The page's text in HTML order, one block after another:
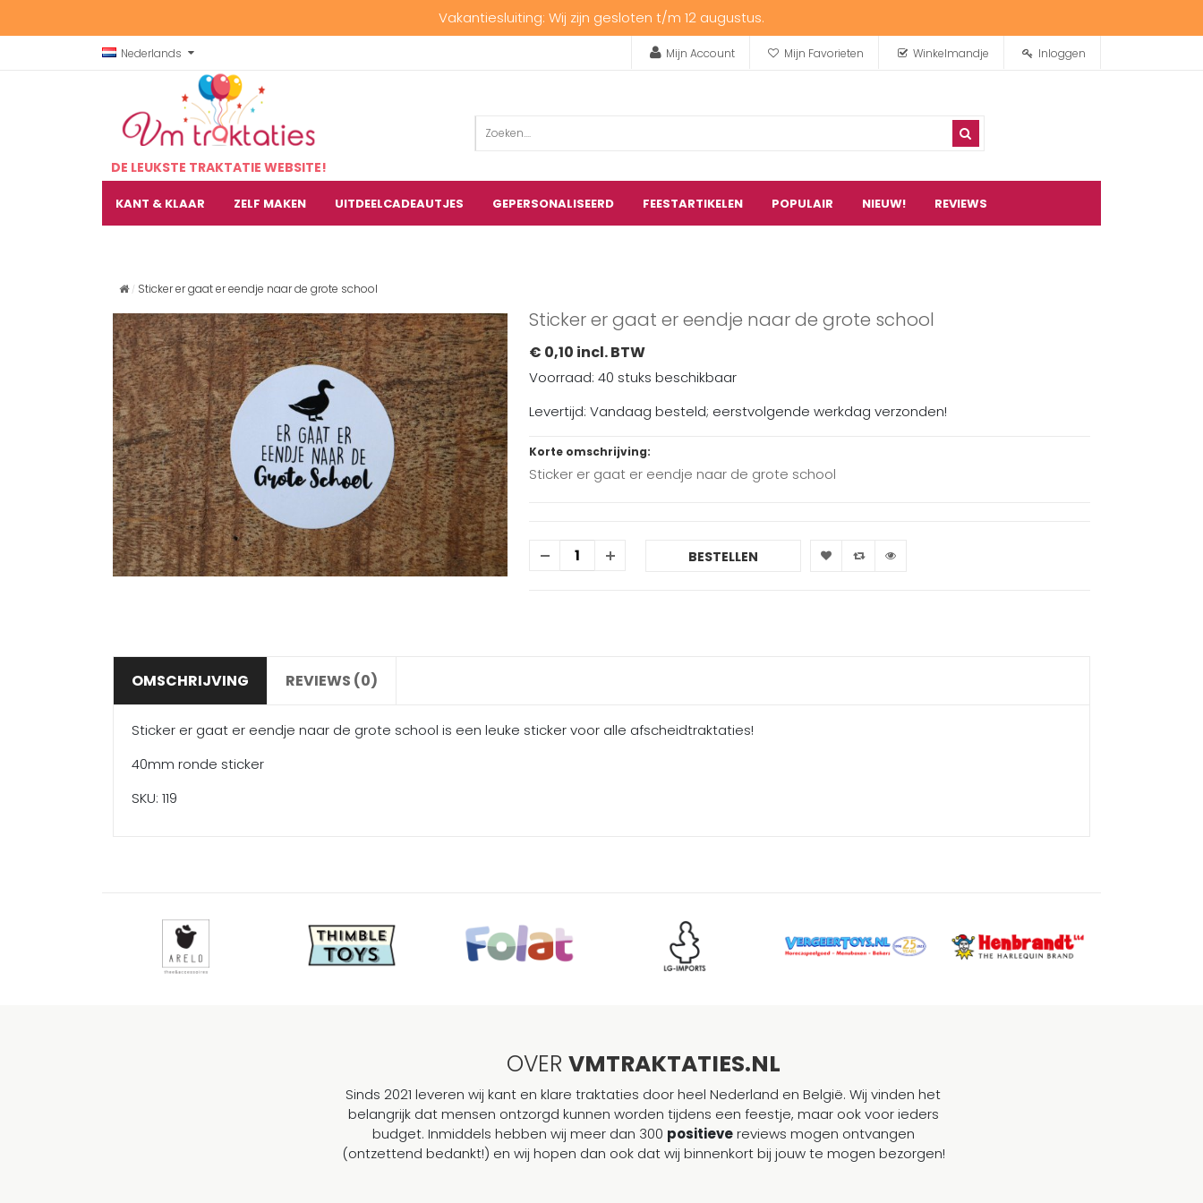
Vakantiesluiting: Wij zijn gesloten t/m 12 augustus.
Nederlands Mijn Account Mijn Favorieten Winkelmandje Inloggen
DE LEUKSTE TRAKTATIE WEBSITE!
KANT & KLAAR ZELF MAKEN UITDEELCADEAUTJES GEPERSONALISEERD FEESTARTIKELEN POPULAIR NIEUW! REVIEWS
Sticker er gaat er eendje naar de grote school
Sticker er gaat er eendje naar de grote school
€ 0,10 incl. BTW
Voorraad: 40 stuks beschikbaar
Levertijd: Vandaag besteld; eerstvolgende werkdag verzonden!
Korte omschrijving:
Sticker er gaat er eendje naar de grote school
BESTELLEN
OMSCHRIJVING REVIEWS (0)
Sticker er gaat er eendje naar de grote school is een leuke sticker voor alle afscheidtraktaties!
40mm ronde sticker
SKU: 119
OVER VMTRAKTATIES.NL
Sinds 2021 leveren wij kant en klare traktaties door heel Nederland en België. Wij vinden het
belangrijk dat mensen ontzorgd kunnen worden tijdens een feestje, maar ook voor ieders
budget. Inmiddels hebben wij meer dan 300 positievereviews mogen ontvangen
(ontzettend bedankt!) en wij hopen dan ook dat wij binnenkort bij jouw te mogen bezorgen!